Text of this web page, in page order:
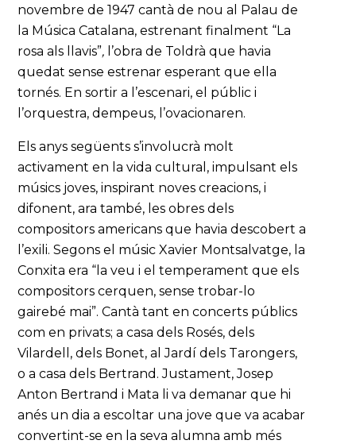
novembre de 1947 cantà de nou al Palau de
la Música Catalana, estrenant finalment “La
rosa als llavis”, l’obra de Toldrà que havia
quedat sense estrenar esperant que ella
tornés. En sortir a l’escenari, el públic i
l’orquestra, dempeus, l’ovacionaren.
Els anys següents s’involucrà molt
activament en la vida cultural, impulsant els
músics joves, inspirant noves creacions, i
difonent, ara també, les obres dels
compositors americans que havia descobert a
l’exili. Segons el músic Xavier Montsalvatge, la
Conxita era “la veu i el temperament que els
compositors cerquen, sense trobar-lo
gairebé mai”. Cantà tant en concerts públics
com en privats; a casa dels Rosés, dels
Vilardell, dels Bonet, al Jardí dels Tarongers,
o a casa dels Bertrand. Justament, Josep
Anton Bertrand i Mata li va demanar que hi
anés un dia a escoltar una jove que va acabar
convertint-se en la seva alumna amb més